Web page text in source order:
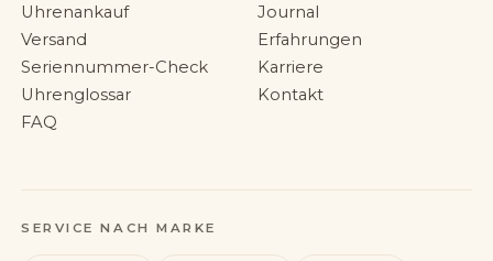
Uhrenankauf
Versand
Seriennummer-Check
Uhrenglossar
FAQ
Journal
Erfahrungen
Karriere
Kontakt
SERVICE NACH MARKE